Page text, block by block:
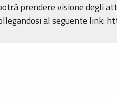
prendere visione degli
al seguente link: